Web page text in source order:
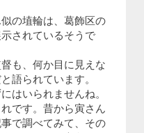
の埴輪は、葛飾区の
されているそうで
も、何か目に見えな
語られています。
はいられませんね。
です。昔から寅さん
で調べてみて、その